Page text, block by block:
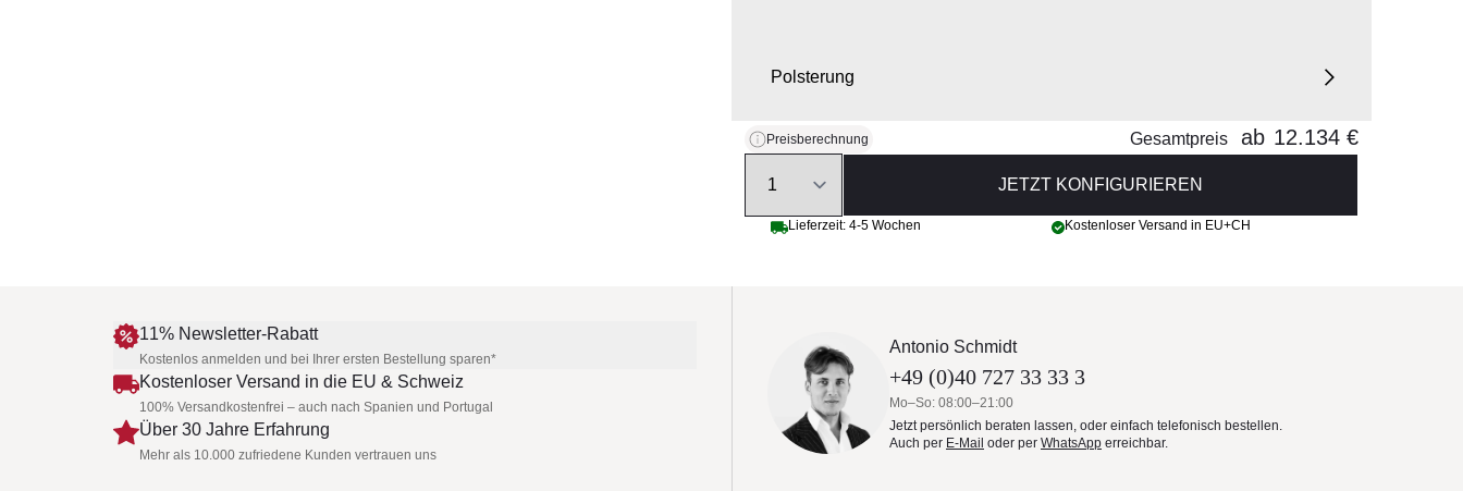
Polsterung
Preisberechnung Gesamtpreis ab 12.134 €
JETZT KONFIGURIEREN
Lieferzeit: 4-5 Wochen Kostenloser Versand in EU+CH
11% Newsletter-Rabatt
Kostenlos anmelden und bei Ihrer ersten Bestellung sparen*
Kostenloser Versand in die EU & Schweiz
100% Versandkostenfrei – auch nach Spanien und Portugal
Über 30 Jahre Erfahrung
Mehr als 10.000 zufriedene Kunden vertrauen uns
Antonio Schmidt
+49 (0)40 727 33 33 3
Mo–So: 08:00–21:00
Jetzt persönlich beraten lassen, oder einfach telefonisch bestellen.
Auch per E-Mail oder per WhatsApp erreichbar.